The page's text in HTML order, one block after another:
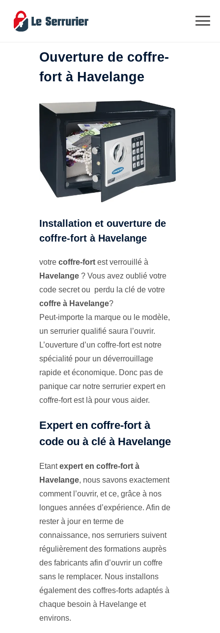
Ouverture de coffre-
fort à Havelange
Installation et ouverture de
coffre-fort à Havelange
votre coffre-fort est verrouillé à
Havelange ? Vous avez oublié votre
code secret ou perdu la clé de votre
coffre à Havelange?
Peut-importe la marque ou le modèle,
un serrurier qualifié saura l’ouvrir.
L’ouverture d’un coffre-fort est notre
spécialité pour un déverrouillage
rapide et économique. Donc pas de
panique car notre serrurier expert en
coffre-fort est là pour vous aider.
Expert en coffre-fort à
code ou à clé à Havelange
Etantexpert en coffre-fort à
Havelange, nous savons exactement
comment l’ouvrir, et ce, grâce à nos
longues années d’expérience. Afin de
rester à jour en terme de
connaissance, nos serruriers suivent
régulièrement des formations auprès
des fabricants afin d’ouvrir un coffre
sans le remplacer. Nous installons
également des coffres-forts adaptés à
chaque besoin à Havelange et
environs.